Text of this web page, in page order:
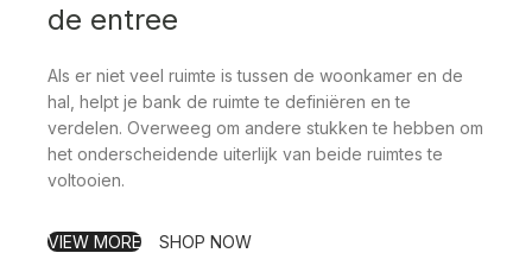
de entree
Als er niet veel ruimte is tussen de woonkamer en de
hal, helpt je bank de ruimte te definiëren en te
verdelen. Overweeg om andere stukken te hebben om
het onderscheidende uiterlijk van beide ruimtes te
voltooien.
VIEW MORE SHOP NOW